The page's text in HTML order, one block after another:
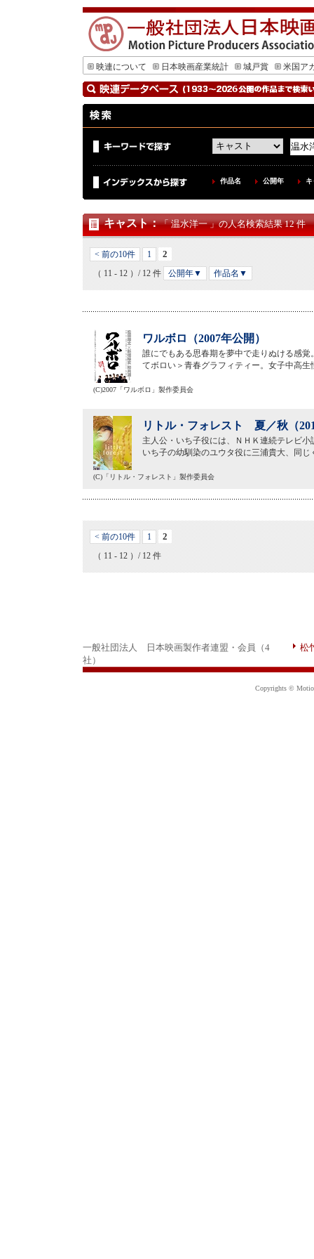
映連について 日本映画産業統計 城戸賞 米国ア
作品名 公開年
キャスト：「 温水洋一 」の人名検索結果 12 件
< 前の10件 1 2
（ 11 - 12 ）/ 12 件 公開年▼ 作品名▼
ワルボロ（2007年公開）
誰にでもある思春期を夢中で走りぬける感
てボロい＞青春グラフィティー。女子中高
(C)2007「ワルボロ」製作委員会
リトル・フォレスト 夏／秋（
主人公・いち子役には、ＮＨＫ連続テレビ
いち子の幼馴染のユウタ役に三浦貴大、同
(C)「リトル・フォレスト」製作委員会
< 前の10件 1 2
（ 11 - 12 ）/ 12 件
一般社団法人 日本映画製作者連盟・会員（4
社）
松
Copyrights ©